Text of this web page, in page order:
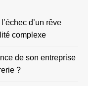
d’un rêve
complexe
de son entreprise
?